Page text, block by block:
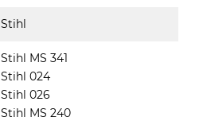
Stihl
Stihl MS 341
Stihl 024
Stihl 026
Stihl MS 240